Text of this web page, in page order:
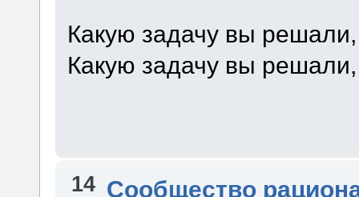
Какую задачу вы решали,
Какую задачу вы
14 Сообщество